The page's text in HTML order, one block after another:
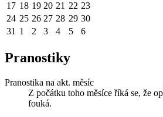
17 18 19 20 21 22 23
24 25 26 27 28 29 30
31 1 2 3 4 5 6
Pranostiky
Pranostika na akt. měsíc
Z počátku toho měsíce říká se, že
fouká.